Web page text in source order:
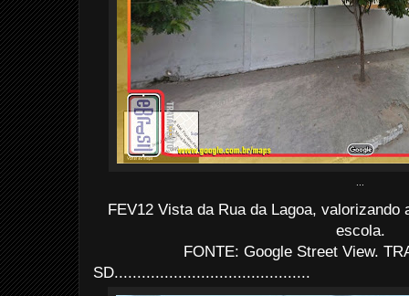
FEV12 Vista da Rua da Lagoa,
escola.
FONTE: Google Street View.
SD...........................................